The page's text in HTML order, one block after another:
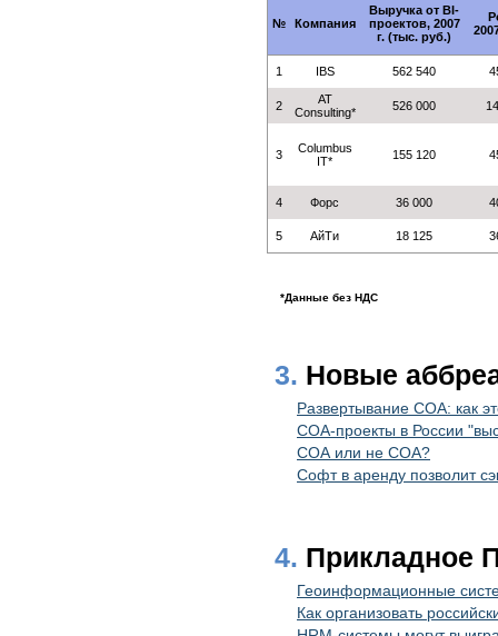
№ Компания
Выручка от BI-
проектов, 2007
г. (тыс. руб.)
1 IBS 562 540
2
AT
Consulting*
526 000
3
Columbus
IT*
155 120
4 Форс 36 000
5 АйТи 18 125
*Данные без НДС
3. Новые
Развертывание СОА: как
СОА-проекты в России
СОА или не СОА?
Софт в аренду позволит
4. Прикладное
Геоинформационные
Как организовать